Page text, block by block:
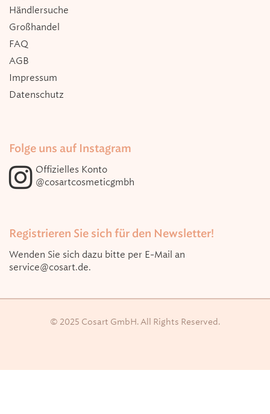
Händlersuche
Großhandel
FAQ
AGB
Impressum
Datenschutz
Folge uns auf Instagram
Offizielles Konto
@cosartcosmeticgmbh
Registrieren Sie sich für den Newsletter!
Wenden Sie sich dazu bitte per E-Mail an
service@cosart.de.
© 2025 Cosart GmbH. All Rights Reserved.